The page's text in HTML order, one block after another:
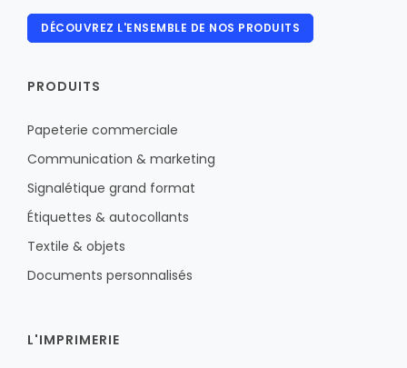
DÉCOUVREZ L'ENSEMBLE DE NOS PRODUITS
PRODUITS
Papeterie commerciale
Communication & marketing
Signalétique grand format
Étiquettes & autocollants
Textile & objets
Documents personnalisés
L'IMPRIMERIE